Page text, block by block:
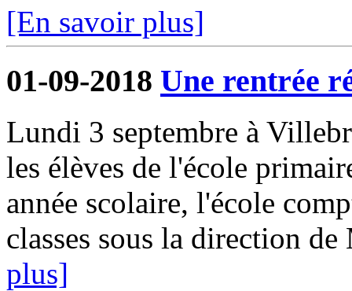
[En savoir plus]
01-09-2018 Une rentrée
Lundi 3 septembre à
les élèves de l'école
année scolaire, l'école
classes sous la direction
plus]